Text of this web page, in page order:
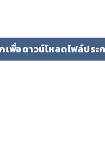
เพื่อดาวน์โหลดไฟล์ประ